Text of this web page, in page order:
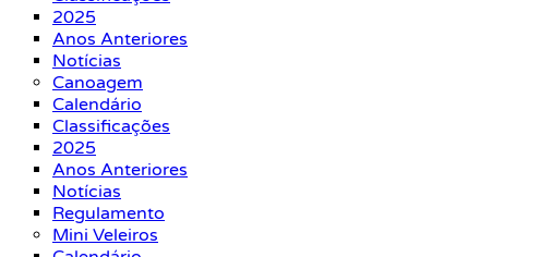
2025
Anos Anteriores
Notícias
Canoagem
Calendário
Classificações
2025
Anos Anteriores
Notícias
Regulamento
Mini Veleiros